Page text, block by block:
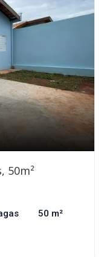
50m²
50 m²